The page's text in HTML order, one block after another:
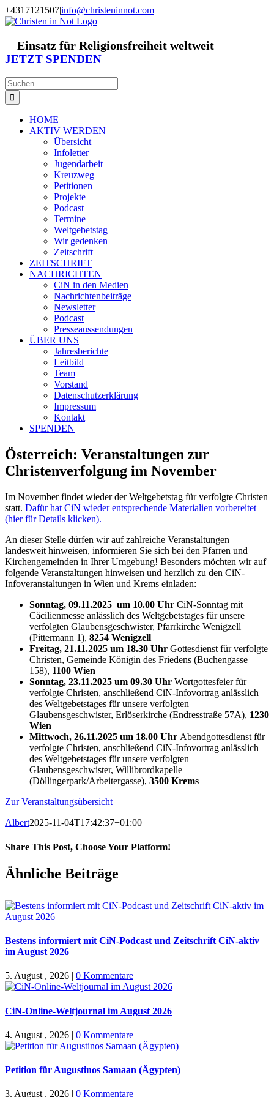
Zum
Inhalt
+4317121507|info@christeninnot.com
Facebook
Instagram
X
Spenden
Newsletter
Einsatz für Religionsfreiheit weltweit
JETZT SPENDEN
Suche
nach:
HOME
AKTIV WERDEN
Übersicht
Infoletter
Jugendarbeit
Kreuzweg
Petitionen
Projekte
Podcast
Termine
Weltgebetstag
Wir gedenken
Zeitschrift
ZEITSCHRIFT
NACHRICHTEN
CiN in den Medien
Nachrichtenbeiträge
Newsletter
Podcast
Presseaussendungen
ÜBER UNS
Jahresberichte
Leitbild
Team
Vorstand
Datenschutzerklärung
Impressum
Kontakt
SPENDEN
Österreich: Veranstaltungen zur
Christenverfolgung im November
Im November findet wieder der Weltgebetstag für verfolgte Christen
statt. Dafür hat CiN wieder entsprechende Materialien vorbereitet
(hier für Details klicken).
An dieser Stelle dürfen wir auf zahlreiche Veranstaltungen
landesweit hinweisen, informieren Sie sich bei den Pfarren und
Kirchengemeinden in Ihrer Umgebung! Besonders möchten wir auf
folgende Veranstaltungen hinweisen und herzlich zu den CiN-
Infoveranstaltungen in Wien und Krems einladen:
Sonntag, 09.11.2025 um 10.00 Uhr CiN-Sonntag mit
Cäcilienmesse anlässlich des Weltgebetstages für unsere
verfolgten Glaubensgeschwister, Pfarrkirche Wenigzell
(Pittermann 1), 8254 Wenigzell
Freitag, 21.11.2025 um 18.30 Uhr Gottesdienst für verfolgte
Christen, Gemeinde Königin des Friedens (Buchengasse
158), 1100 Wien
Sonntag, 23.11.2025 um 09.30 Uhr Wortgottesfeier für
verfolgte Christen, anschließend CiN-Infovortrag anlässlich
des Weltgebetstages für unsere verfolgten
Glaubensgeschwister, Erlöserkirche (Endresstraße 57A), 1230
Wien
Mittwoch, 26.11.2025 um 18.00 Uhr Abendgottesdienst für
verfolgte Christen, anschließend CiN-Infovortrag anlässlich
des Weltgebetstages für unsere verfolgten
Glaubensgeschwister, Willibrordkapelle
(Döllingerpark/Arbeitergasse), 3500 Krems
Zur Veranstaltungsübersicht
Albert2025-11-04T17:42:37+01:00
Share This Post, Choose Your Platform!
Facebook
X
WhatsApp
Pinterest
E-
Mail
Ähnliche Beiträge
Bestens informiert mit CiN-Podcast und Zeitschrift CiN-aktiv
im August 2026
5. August , 2026 | 0 Kommentare
CiN-Online-Weltjournal im August 2026
4. August , 2026 | 0 Kommentare
Petition für Augustinos Samaan (Ägypten)
3. August , 2026 | 0 Kommentare